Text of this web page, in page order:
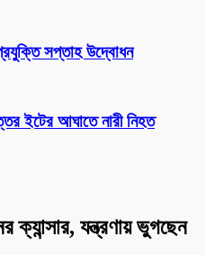
সপ্তাহ উদ্বোধন
ইটের আঘাতে নারী নিহত
ক্যান্সার, যন্ত্রণায় ভুগছেন